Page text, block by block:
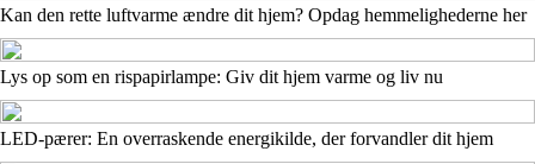
Kan den rette luftvarme ændre dit hjem? Opdag hemmelighederne her
Lys op som en rispapirlampe: Giv dit hjem varme og liv nu
LED-pærer: En overraskende energikilde, der forvandler dit hjem